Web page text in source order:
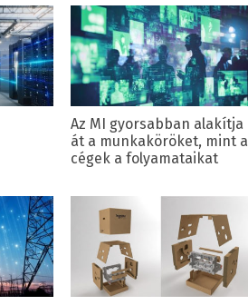
Az MI gyorsabban alakítja
át a munkaköröket, mint a
cégek a folyamataikat